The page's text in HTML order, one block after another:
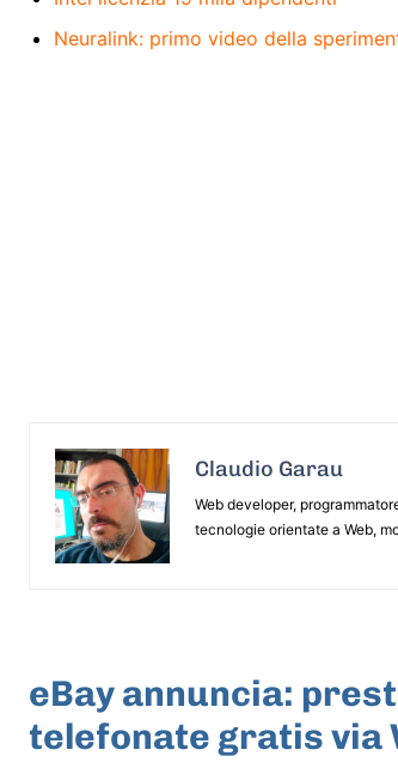
Neuralink: primo video della
Claudio Garau
Web developer,
tecnologie orientate a Web,
eBay annuncia:
telefonate gratis via